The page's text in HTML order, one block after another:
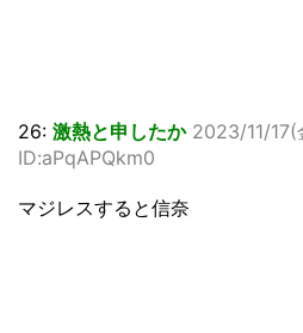
26: 激熱と申したか 2023/11/17(
ID:aPqAPQkm0
マジレスすると信奈